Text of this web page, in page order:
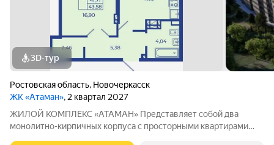
3D-тур
Ростовская область, Новочеркасск
ЖК «Атаман», 2 квартал 2027
ЖИЛОЙ КОМПЛЕКС «АТАМАН» Представляет собой два
монолитно-кирпичных корпуса с просторными квартирами